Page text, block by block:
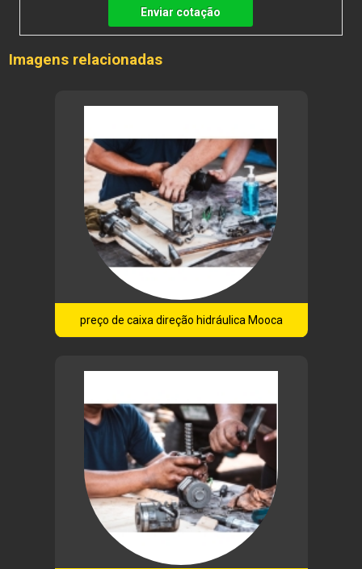
Enviar cotação
Imagens relacionadas
preço de caixa direção hidráulica Mooca